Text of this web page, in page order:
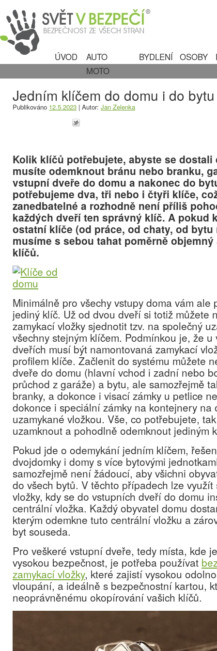
ÚVOD
AUTO
MOTO
BYDLENÍ OSOBY
Jedním klíčem do domu i do bytu
Publikováno 12.5.2023 | Autor: Jan Zelenka
Kolik klíčů potřebujete, abyste se dostali
musíte odemknout bránu nebo branku,
vstupní dveře do domu a nakonec do
potřebujeme dva, tři nebo i čtyři klíče,
zanedbatelné a rozhodně není příliš
každých dveří ten správný klíč. A pokud
ostatní klíče (od práce, od chaty, od
musíme s sebou tahat poměrně objemný
klíčů.
Minimálně pro všechy vstupy doma vám ale
jediný klíč. Už od dvou dveří si totiž můžete
zamykací vložky sjednotit tzv. na společný
všechny stejným klíčem. Podmínkou je, že u
dveřích musí být namontovaná zamykací
profilem klíče. Začlenit do systému můžete
dveře do domu (hlavní vchod i zadní nebo
průchod z garáže) a bytu, ale samozřejmě
branky, a dokonce i visací zámky u petlice
dokonce i speciální zámky na kontejnery na
uzamykané vložkou. Vše, co potřebujete,
uzamknout a pohodlně odemknout jediným
Pokud jde o odemykání jedním klíčem,
dvojdomky i domy s více bytovými
samozřejmě není žádoucí, aby všichni
do všech bytů. V těchto případech lze
vložky, kdy se do vstupních dveří do domu
centrální vložka. Každý obyvatel domu
kterým odemkne tuto centrální vložku a
byt souseda.
Pro veškeré vstupní dveře, tedy místa, kde
vysokou bezpečnost, je potřeba používat
zamykací vložky, které zajistí vysokou
vloupání, a ideálně s bezpečnostní kartou,
neoprávněnému okopírování vašich klíčů.